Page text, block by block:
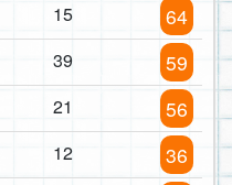
15 64
39 59
21 56
12 36